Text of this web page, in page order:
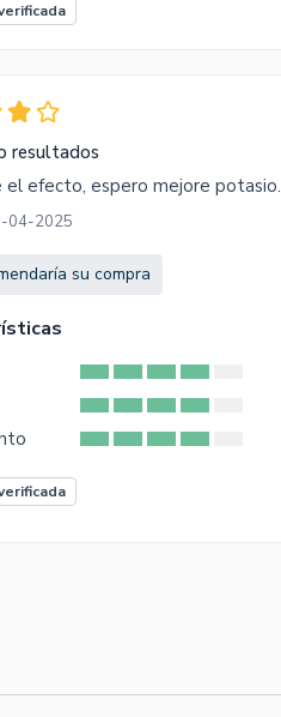
resultados
el efecto, espero mejore potasio.
04-2025
su compra